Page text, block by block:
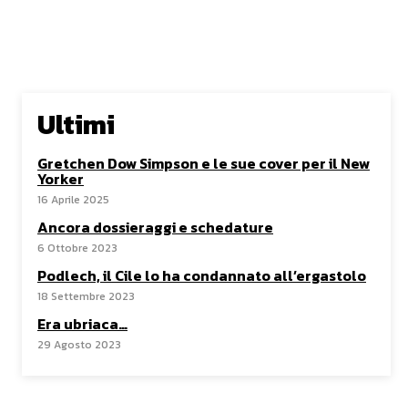
Ultimi
Gretchen Dow Simpson e le sue cover per il New
Yorker
16 Aprile 2025
Ancora dossieraggi e schedature
6 Ottobre 2023
Podlech, il Cile lo ha condannato all’ergastolo
18 Settembre 2023
Era ubriaca…
29 Agosto 2023